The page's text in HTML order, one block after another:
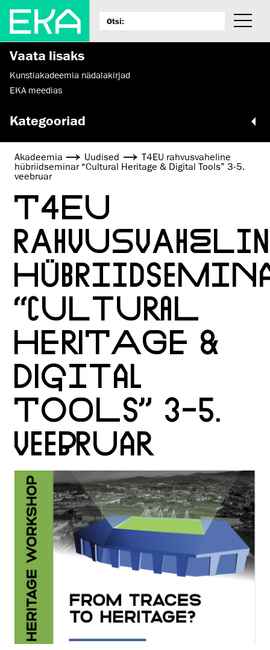
Vaata lisaks
Kunstiakadeemia nädalakirjad
EKA meedias
Kategooriad
Akadeemia Uudised
T4EU rahvusvaheline
hübriidseminar “Cultural Heritage & Digital Tools” 3-5.
veebruar
T4EU
“CULTURAL
HERITAGE &
DIGITAL
TOOLS” 3-5.
VEEBRUAR